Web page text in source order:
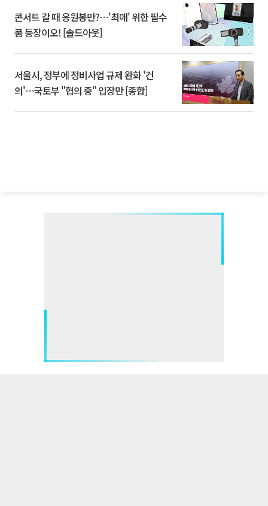
콘서트 갈 때 응원봉만?⋯'최애' 위한 필수
품 등장이오! [솔드아웃]
서울시, 정부에 정비사업 규제 완화 '건
의'⋯국토부 "협의 중" 입장만 [종합]